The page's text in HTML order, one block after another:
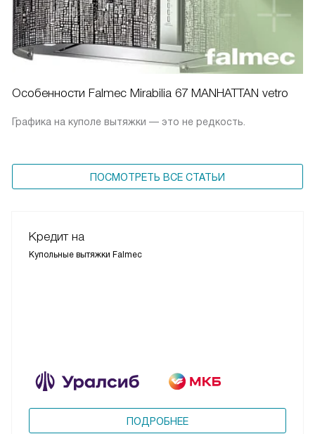
Особенности Falmec Mirabilia 67 MANHATTAN vetro
Графика на куполе вытяжки — это не редкость.
ПОСМОТРЕТЬ ВСЕ СТАТЬИ
Кредит на
Купольные вытяжки Falmec
ПОДРОБНЕЕ